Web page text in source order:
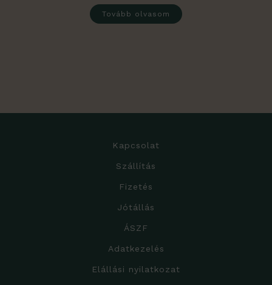
Tovább olvasom
Kapcsolat
Szállítás
Fizetés
Jótállás
ÁSZF
Adatkezelés
Elállási nyilatkozat